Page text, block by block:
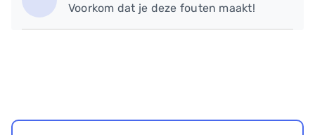
Voorkom dat je deze fouten maakt!